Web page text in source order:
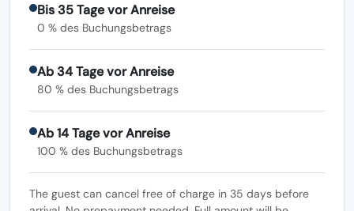
Bis 35 Tage vor Anreise
0 % des Buchungsbetrags
Ab 34 Tage vor Anreise
80 % des Buchungsbetrags
Ab 14 Tage vor Anreise
100 % des Buchungsbetrags
The guest can cancel free of charge in 35 days before